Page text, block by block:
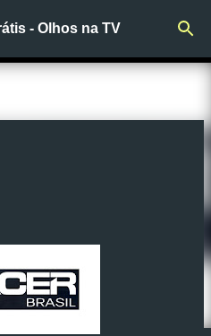
principal
- Olhos na TV